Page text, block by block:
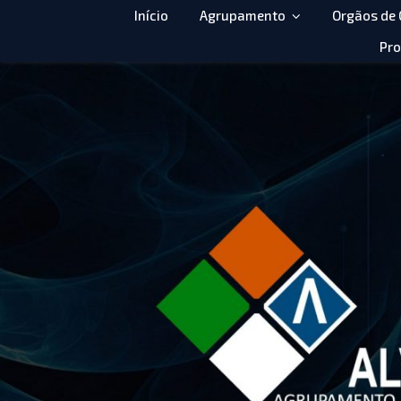
Início Agrupamento
Orgãos de